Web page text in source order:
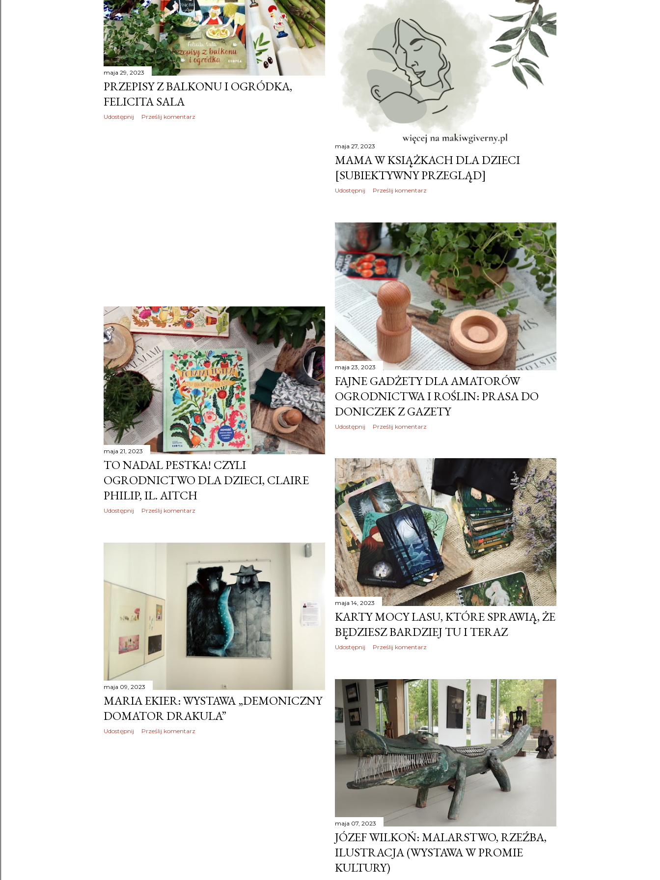
maja 29, 2023
PRZEPISY Z BALKONU I OGRÓDKA,
FELICITA SALA
Udostępnij Prześlij komentarz
maja 27, 2023
MAMA W KSIĄŻKACH DLA DZIECI
[SUBIEKTYWNY PRZEGLĄD]
Udostępnij Prześlij komentarz
maja 23, 2023
FAJNE GADŻETY DLA AMATORÓW
OGRODNICTWA I ROŚLIN: PRASA DO
DONICZEK Z GAZETY
Udostępnij Prześlij komentarz
maja 21, 2023
TO NADAL PESTKA! CZYLI
OGRODNICTWO DLA DZIECI, CLAIRE
PHILIP, IL. AITCH
Udostępnij Prześlij komentarz
maja 14, 2023
KARTY MOCY LASU, KTÓRE SPRAWIĄ, ŻE
BĘDZIESZ BARDZIEJ TU I TERAZ
Udostępnij Prześlij komentarz
maja 09, 2023
MARIA EKIER: WYSTAWA „DEMONICZNY
DOMATOR DRAKULA”
Udostępnij Prześlij komentarz
maja 07, 2023
JÓZEF WILKOŃ: MALARSTWO, RZEŹBA,
ILUSTRACJA (WYSTAWA W PROMIE
KULTURY)